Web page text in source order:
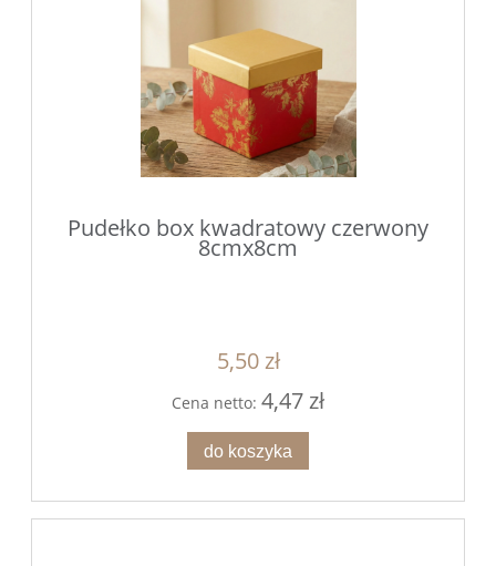
Pudełko box kwadratowy czerwony
8cmx8cm
5,50 zł
Cena netto: 4,47 zł
do koszyka